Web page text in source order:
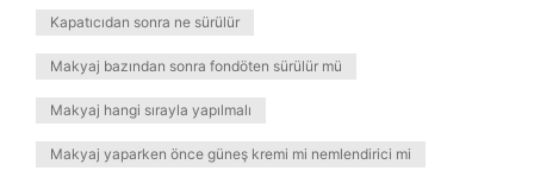
Kapatıcıdan sonra ne sürülür
Makyaj bazından sonra fondöten sürülür mü
Makyaj hangi sırayla yapılmalı
Makyaj yaparken önce güneş kremi mi nemlendirici mi